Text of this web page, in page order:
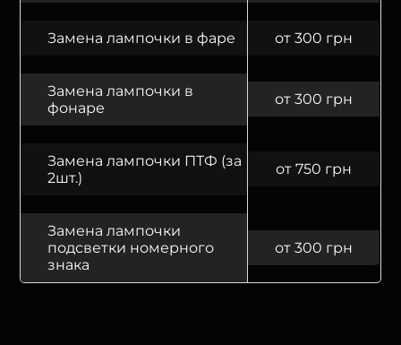
Замена лампочки в фаре от 300 грн
Замена лампочки в
фонаре
от 300 грн
Замена лампочки ПТФ (за
2шт.)
от 750 грн
Замена лампочки
подсветки номерного
знака
от 300 грн